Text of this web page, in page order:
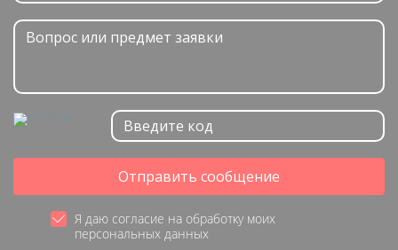
Отправить сообщение
Я даю согласие на обработку моих
персональных данных